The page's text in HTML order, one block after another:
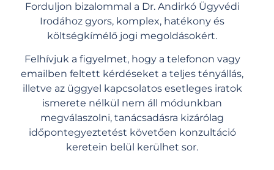
Forduljon bizalommal a Dr. Andirkó Ügyvédi
Irodához gyors, komplex, hatékony és
költségkímélő jogi megoldásokért.
Felhívjuk a figyelmet, hogy a telefonon vagy
emailben feltett kérdéseket a teljes tényállás,
illetve az üggyel kapcsolatos esetleges iratok
ismerete nélkül nem áll módunkban
megválaszolni, tanácsadásra kizárólag
időpontegyeztetést követően konzultáció
keretein belül kerülhet sor.